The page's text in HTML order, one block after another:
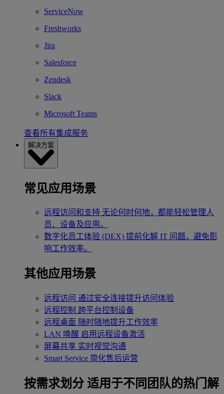
ServiceNow
Freshworks
Jira
Salesforce
Zendesk
Slack
Microsoft Teams
查看所有集成服务
解决方案
常见应用场景
远程访问和支持 无论何时何地，都能轻松管理人
员、设备及应用。
数字化员工体验 (DEX) 提前化解 IT 问题，避免影
响工作效率。
其他应用场景
远程访问 通过安全连接提升访问体验
远程控制 跨平台控制设备
远程桌面 随时随地提升工作效率
LAN 唤醒 启用远程设备激活
屏幕共享 实时视觉沟通
Smart Service 简化售后运营
按需求划分 适用于不同团队的热门解